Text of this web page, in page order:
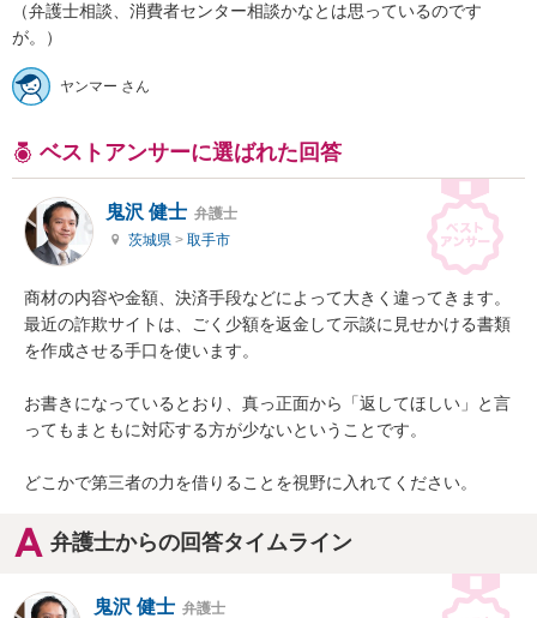
（弁護士相談、消費者センター相談かなとは思っているのです
ヤンマー さん
ベストアンサーに選ばれた回答
鬼沢 健士 弁護士
茨城県 > 取手市
商材の内容や金額、決済手段などによって大きく違ってきます。
最近の詐欺サイトは、ごく少額を返金して示談に見せかける書類
を作成させる手口を使います。
お書きになっているとおり、真っ正面から「返してほしい」と言
ってもまともに対応する方が少ないということです。
どこかで第三者の力を借りることを視野に入れてください。
弁護士からの回答タイムライン
鬼沢 健士 弁護士